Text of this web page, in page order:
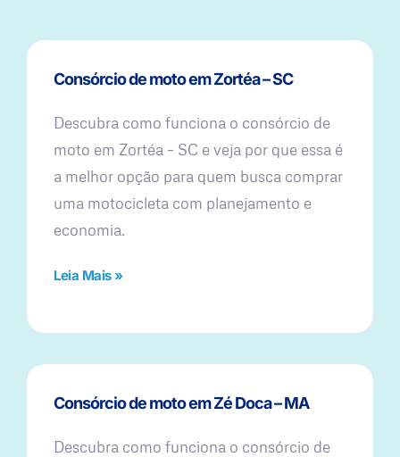
Consórcio de moto em Zortéa – SC
Descubra como funciona o consórcio de
moto em Zortéa – SC e veja por que essa é
a melhor opção para quem busca comprar
uma motocicleta com planejamento e
economia.
Leia Mais »
Consórcio de moto em Zé Doca – MA
Descubra como funciona o consórcio de